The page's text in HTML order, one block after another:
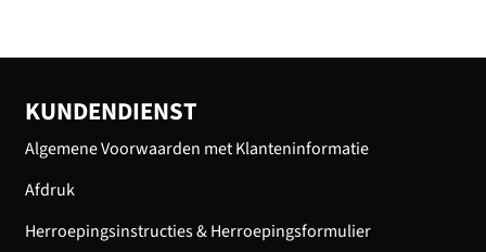
KUNDENDIENST
Algemene Voorwaarden met Klanteninformatie
Afdruk
Herroepingsinstructies & Herroepingsformulier